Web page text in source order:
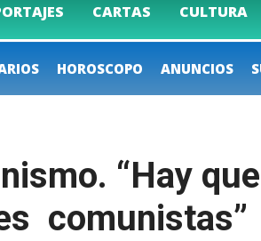
CARTAS CULTURA
HOROSCOPO ANUNCIOS
“Hay
comunistas”